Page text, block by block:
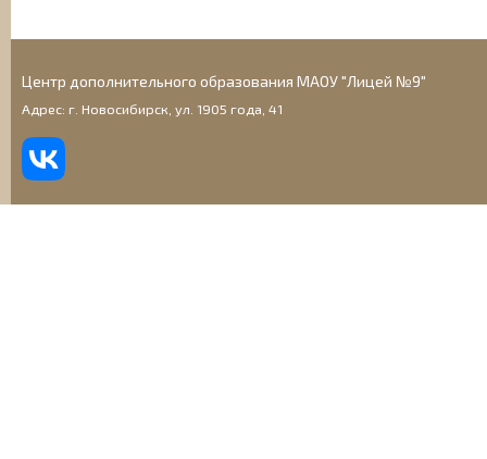
Центр дополнительного образования МАОУ "Лицей №9"
Адрес: г. Новосибирск, ул. 1905 года, 41